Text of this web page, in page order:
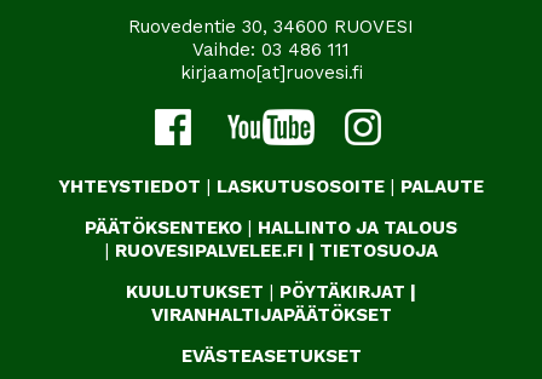
Ruovedentie 30, 34600 RUOVESI
Vaihde: 03 486 111
kirjaamo[at]ruovesi.fi
YHTEYSTIEDOT | LASKUTUSOSOITE | PALAUTE
PÄÄTÖKSENTEKO | HALLINTO JA TALOUS
| RUOVESIPALVELEE.FI | TIETOSUOJA
KUULUTUKSET | PÖYTÄKIRJAT |
VIRANHALTIJAPÄÄTÖKSET
EVÄSTEASETUKSET